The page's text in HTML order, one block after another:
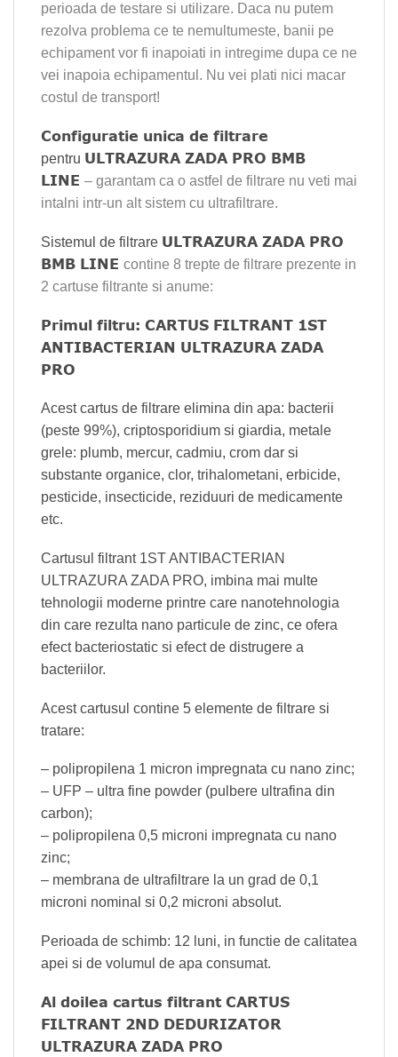
perioada de testare si utilizare. Daca nu putem
rezolva problema ce te nemultumeste, banii pe
echipament vor fi inapoiati in intregime dupa ce ne
vei inapoia echipamentul. Nu vei plati nici macar
costul de transport!
Configuratie unica de filtrare
pentru ULTRAZURA ZADA PRO BMB
LINE – garantam ca o astfel de filtrare nu veti mai
intalni intr-un alt sistem cu ultrafiltrare.
Sistemul de filtrare ULTRAZURA ZADA PRO
BMB LINE contine 8 trepte de filtrare prezente in
2 cartuse filtrante si anume:
Primul filtru: CARTUS FILTRANT 1ST
ANTIBACTERIAN ULTRAZURA ZADA
PRO
Acest cartus de filtrare elimina din apa: bacterii
(peste 99%), criptosporidium si giardia, metale
grele: plumb, mercur, cadmiu, crom dar si
substante organice, clor, trihalometani, erbicide,
pesticide, insecticide, reziduuri de medicamente
etc.
Cartusul filtrant 1ST ANTIBACTERIAN
ULTRAZURA ZADA PRO, imbina mai multe
tehnologii moderne printre care nanotehnologia
din care rezulta nano particule de zinc, ce ofera
efect bacteriostatic si efect de distrugere a
bacteriilor.
Acest cartusul contine 5 elemente de filtrare si
tratare:
– polipropilena 1 micron impregnata cu nano zinc;
– UFP – ultra fine powder (pulbere ultrafina din
carbon);
– polipropilena 0,5 microni impregnata cu nano
zinc;
– membrana de ultrafiltrare la un grad de 0,1
microni nominal si 0,2 microni absolut.
Perioada de schimb: 12 luni, in functie de calitatea
apei si de volumul de apa consumat.
Al doilea cartus filtrant CARTUS
FILTRANT 2ND DEDURIZATOR
ULTRAZURA ZADA PRO